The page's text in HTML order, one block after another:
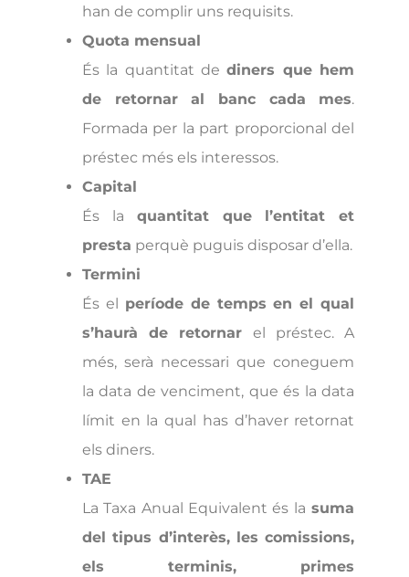
han de complir uns requisits.
Quota mensual
És la quantitat dediners que hem
de retornar al banc cada mes.
Formada per la part proporcional del
préstec més els interessos.
Capital
És la quantitat que l’entitat et
presta perquè puguis disposar d’ella.
Termini
És el període de temps en el qual
s’haurà de retornar el préstec. A
més, serà necessari que coneguem
la data de venciment, que és la data
límit en la qual has d’haver retornat
els diners.
TAE
La Taxa Anual Equivalent és la suma
del tipus d’interès, les comissions,
els terminis, primes